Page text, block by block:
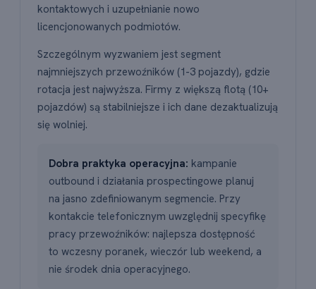
kontaktowych i uzupełnianie nowo
licencjonowanych podmiotów.
Szczególnym wyzwaniem jest segment
najmniejszych przewoźników (1-3 pojazdy), gdzie
rotacja jest najwyższa. Firmy z większą flotą (10+
pojazdów) są stabilniejsze i ich dane dezaktualizują
się wolniej.
Dobra praktyka operacyjna: kampanie
outbound i działania prospectingowe planuj
na jasno zdefiniowanym segmencie. Przy
kontakcie telefonicznym uwzględnij specyfikę
pracy przewoźników: najlepsza dostępność
to wczesny poranek, wieczór lub weekend, a
nie środek dnia operacyjnego.